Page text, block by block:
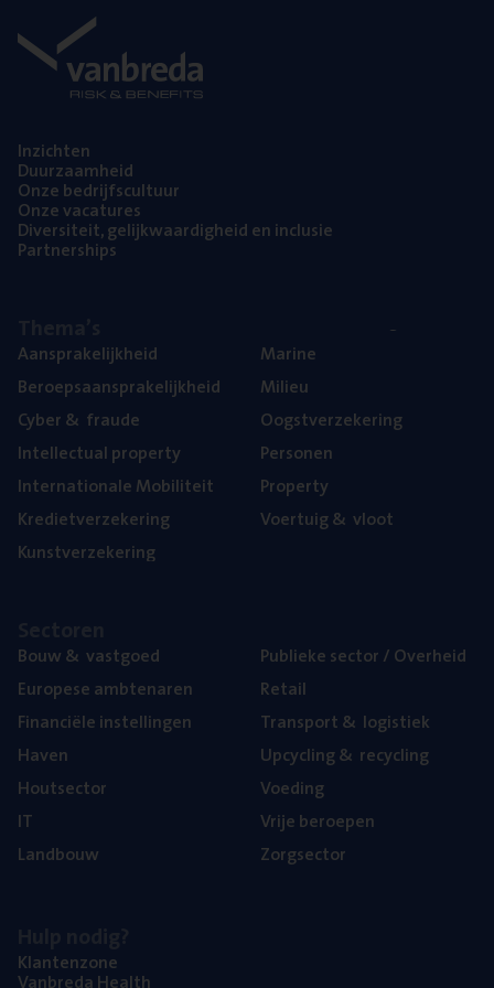
Inzich­ten
Duur­zaam­heid
Onze bedrijfs­cul­tuur
Onze vaca­tu­res
Diver­si­teit, gelijk­waar­dig­heid en inclusie
Part­ner­ships
Aan­spra­ke­lijk­heid
Beroeps­aan­spra­ke­lijk­heid
Cyber& fraude
Intel­lec­tu­al property
Inter­na­ti­o­na­le Mobiliteit
Kre­diet­ver­ze­ke­ring
Kunst­ver­ze­ke­ring
Mari­ne
Mili­eu
Oogst­ver­ze­ke­ring
Per­so­nen
Pro­per­ty
Voer­tuig& vloot
Bouw& vastgoed
Euro­pe­se ambtenaren
Finan­ci­ë­le instellingen
Haven
Hout­sec­tor
IT
Land­bouw
Publie­ke sec­tor / Overheid
Retail
Trans­port& logistiek
Upcy­cling& recycling
Voe­ding
Vrije beroe­pen
Zorg­sec­tor
Klan­ten­zo­ne
Van­b­re­da Health